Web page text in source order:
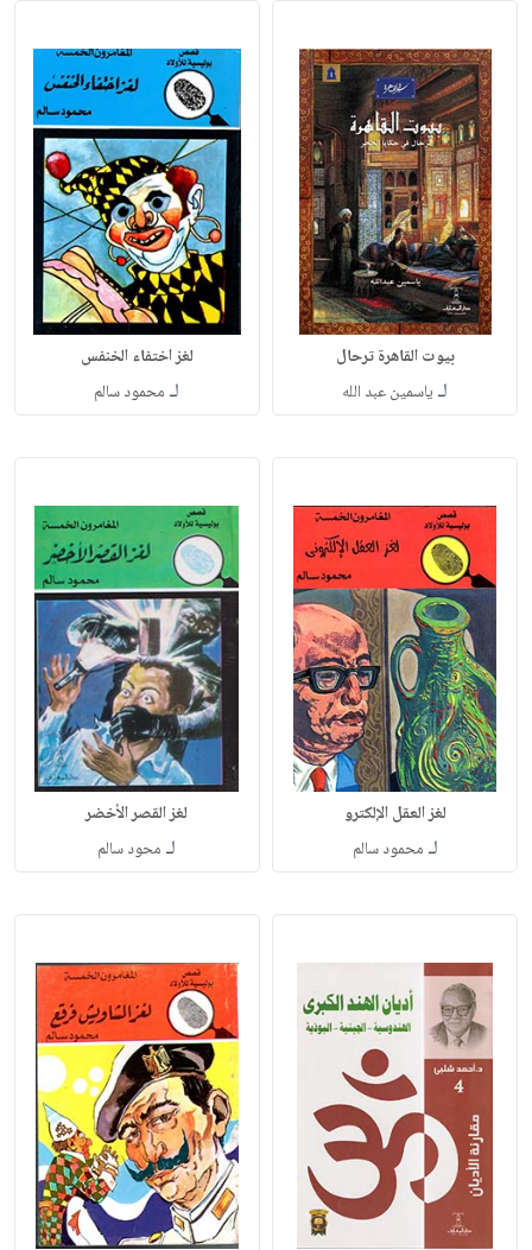
بيوت القاهرة ترحال
لـ ياسمين عبد الله
لغز اختفاء الخنفس
لـ محمود سالم
لغز العقل الإلكترو
لـ محمود سالم
لغز القصر الأخضر
لـ محود سالم